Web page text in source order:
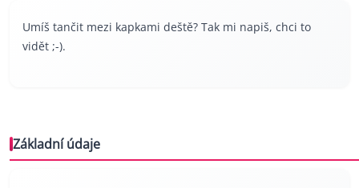
Umíš tančit mezi kapkami deště? Tak mi napiš, chci to
vidět ;-).
Základní údaje